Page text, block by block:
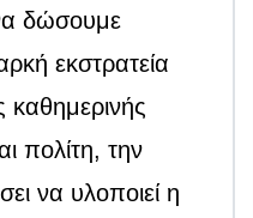
δώσουμε
εκστρατεία
καθημερινής
πολίτη, την
να υλοποιεί η